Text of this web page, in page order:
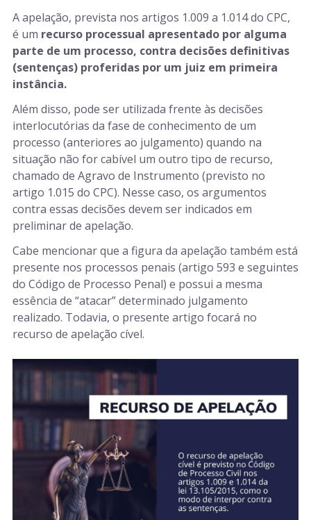
A apelação, prevista nos artigos 1.009 a 1.014 do CPC,
é um recurso processual apresentado por alguma
parte de um processo, contra decisões definitivas
(sentenças) proferidas por um juiz em primeira
instância.
Além disso, pode ser utilizada frente às decisões
interlocutórias da fase de conhecimento de um
processo (anteriores ao julgamento) quando na
situação não for cabível um outro tipo de recurso,
chamado de Agravo de Instrumento (previsto no
artigo 1.015 do CPC). Nesse caso, os argumentos
contra essas decisões devem ser indicados em
preliminar de apelação.
Cabe mencionar que a figura da apelação também está
presente nos processos penais (artigo 593 e seguintes
do Código de Processo Penal) e possui a mesma
essência de “atacar” determinado julgamento
realizado. Todavia, o presente artigo focará no
recurso de apelação cível.